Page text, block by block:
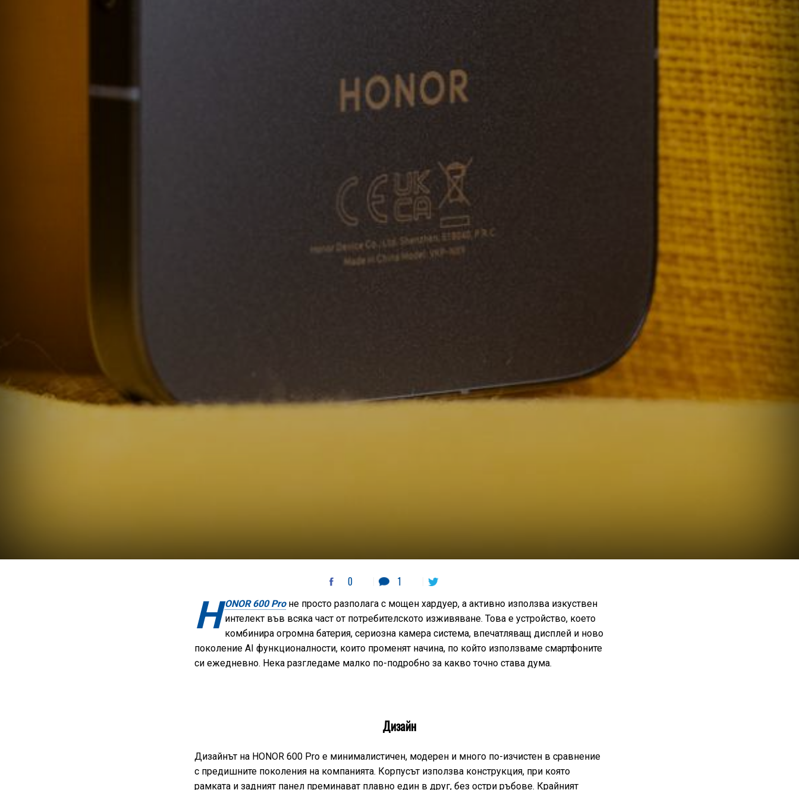
0 1
H ONOR 600 Proне просто разполага с мощен хардуер, а активно използва изкуствен
интелект във всяка част от потребителското изживяване. Това е устройство, което
комбинира огромна батерия, сериозна камера система, впечатляващ дисплей и ново
поколение AI функционалности, които променят начина, по който използваме смартфоните
си ежедневно. Нека разгледаме малко по-подробно за какво точно става дума.
Дизайн
Дизайнът на HONOR 600 Pro е минималистичен, модерен и много по-изчистен в сравнение
с предишните поколения на компанията. Корпусът използва конструкция, при която
рамката и задният панел преминават плавно един в друг, без остри ръбове. Крайният